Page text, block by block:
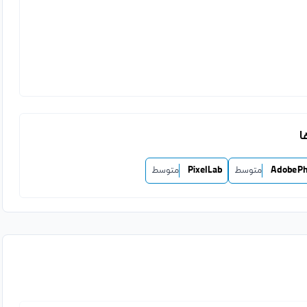
Adobe متوسط PixelLab متوسط